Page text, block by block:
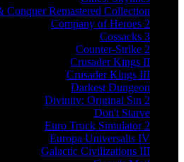
Conquer Remastered Collection
Company of Heroes 2
Cossacks 3
Counter-Strike 2
Crusader Kings II
Crusader Kings III
Darkest Dungeon
Divinity: Original Sin 2
Don't Starve
Euro Truck Simulator 2
Europa Universalis IV
Galactic Civilizations III